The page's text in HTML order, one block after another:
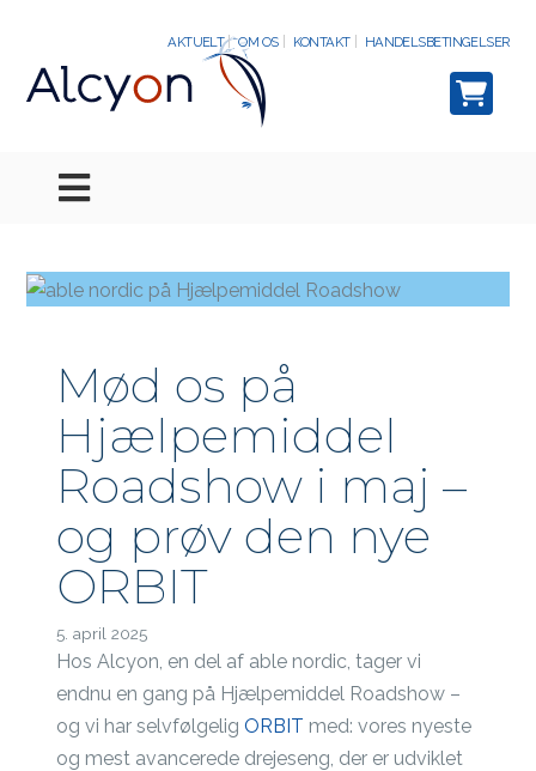
AKTUELT OM OS KONTAKT HANDELSBETINGELSER
Mød os på
Hjælpemiddel
Roadshow i maj –
og prøv den nye
ORBIT
5. april 2025
Hos Alcyon, en del af able nordic, tager vi
endnu en gang på Hjælpemiddel Roadshow –
og vi har selvfølgeligORBIT med: vores nyeste
og mest avancerede drejeseng, der er udviklet